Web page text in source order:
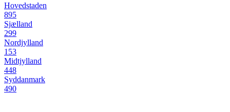
Hovedstaden
895
Sjælland
299
Nordjylland
153
Midtjylland
448
Syddanmark
490